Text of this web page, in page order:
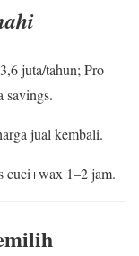
juta/tahun; Pro
jual kembali.
cuci+wax 1–2 jam.